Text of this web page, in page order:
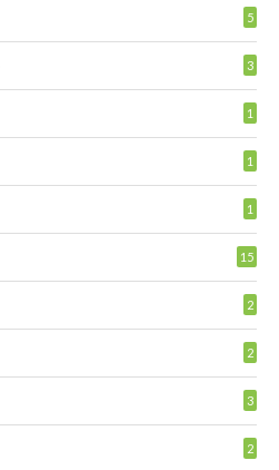
5
3
1
1
1
15
2
2
3
2